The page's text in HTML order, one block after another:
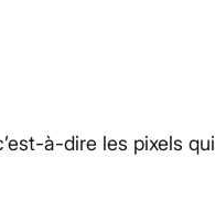
à-dire les pixels qui